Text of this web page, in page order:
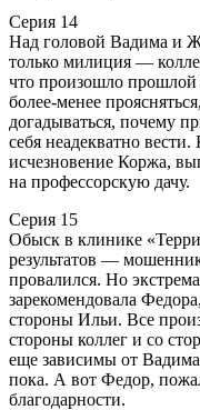
Серия 14
Над головой Вадима и
только милиция —
что произошло
более-менее
догадываться, почему
себя неадекватно
исчезновение Коржа,
на профессорскую дачу.
Серия 15
Обыск в клинике
результатов —
провалился. Но
зарекомендовала
стороны Ильи. Все
стороны коллег и со
еще зависимы от
пока. А вот Федор,
благодарности.